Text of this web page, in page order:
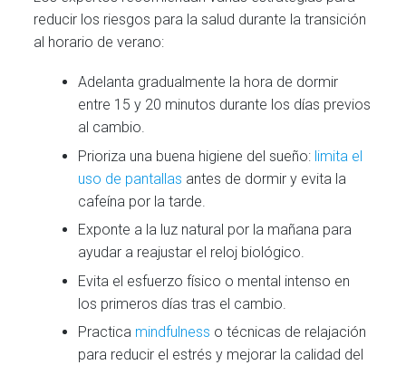
reducir los riesgos para la salud durante la transición
al horario de verano:
Adelanta gradualmente la hora de dormir
entre 15 y 20 minutos durante los días previos
al cambio.
Prioriza una buena higiene del sueño: limita el
uso de pantallas antes de dormir y evita la
cafeína por la tarde.
Exponte a la luz natural por la mañana para
ayudar a reajustar el reloj biológico.
Evita el esfuerzo físico o mental intenso en
los primeros días tras el cambio.
Practica mindfulness o técnicas de relajación
para reducir el estrés y mejorar la calidad del